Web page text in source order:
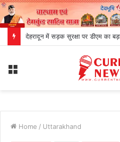
Home / Uttarakhand